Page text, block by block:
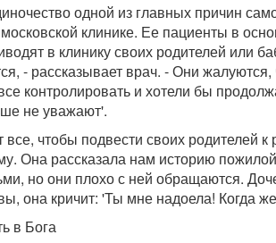
одной из главных причин
клинике. Ее пациенты в
в клинику своих родителей или
- рассказывает врач. - Они
контролировать и хотели бы
не уважают'.
чтобы подвести своих
Она рассказала нам историю
но они плохо с ней обращаются.
она кричит: 'Ты мне надоела! Когда
в Бога